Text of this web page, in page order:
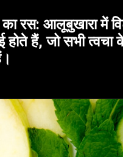
रस: आलूबुखारा में
होते हैं, जो सभी त्वचा